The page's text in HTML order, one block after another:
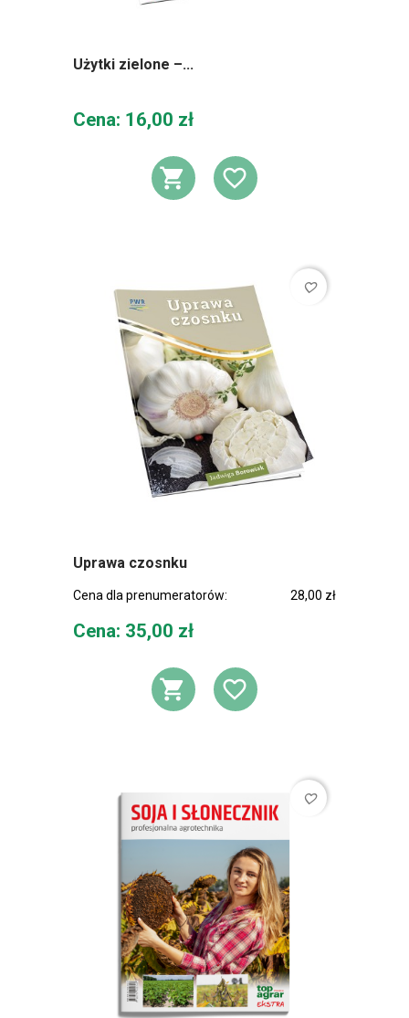
Użytki zielone –...
Cena
Cena: 16,00 zł
DODAJ DO
DODAJ DO
favorite_border
Uprawa czosnku
Cena dla prenumeratorów: 28,00 zł
Cena
Cena: 35,00 zł
DODAJ DO
DODAJ DO
favorite_border